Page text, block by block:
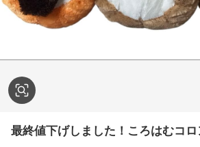
最終値下げしました！ころはむコロ